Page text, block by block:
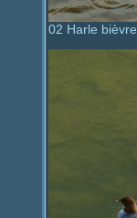
02 Harle bièvre